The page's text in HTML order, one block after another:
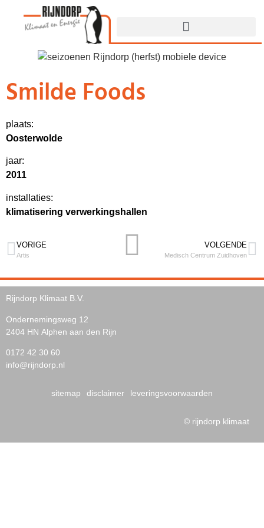
Smilde Foods
plaats:
Oosterwolde
jaar:
2011
installaties:
klimatisering verwerkingshallen
VORIGE
Artis
VOLGENDE
Medisch Centrum Zuidhoven
Rijndorp Klimaat B.V.
Ondernemingsweg 12
2404 HN Alphen aan den Rijn
0172 42 30 60
info@rijndorp.nl
sitemap disclaimer leveringsvoorwaarden
© rijndorp klimaat